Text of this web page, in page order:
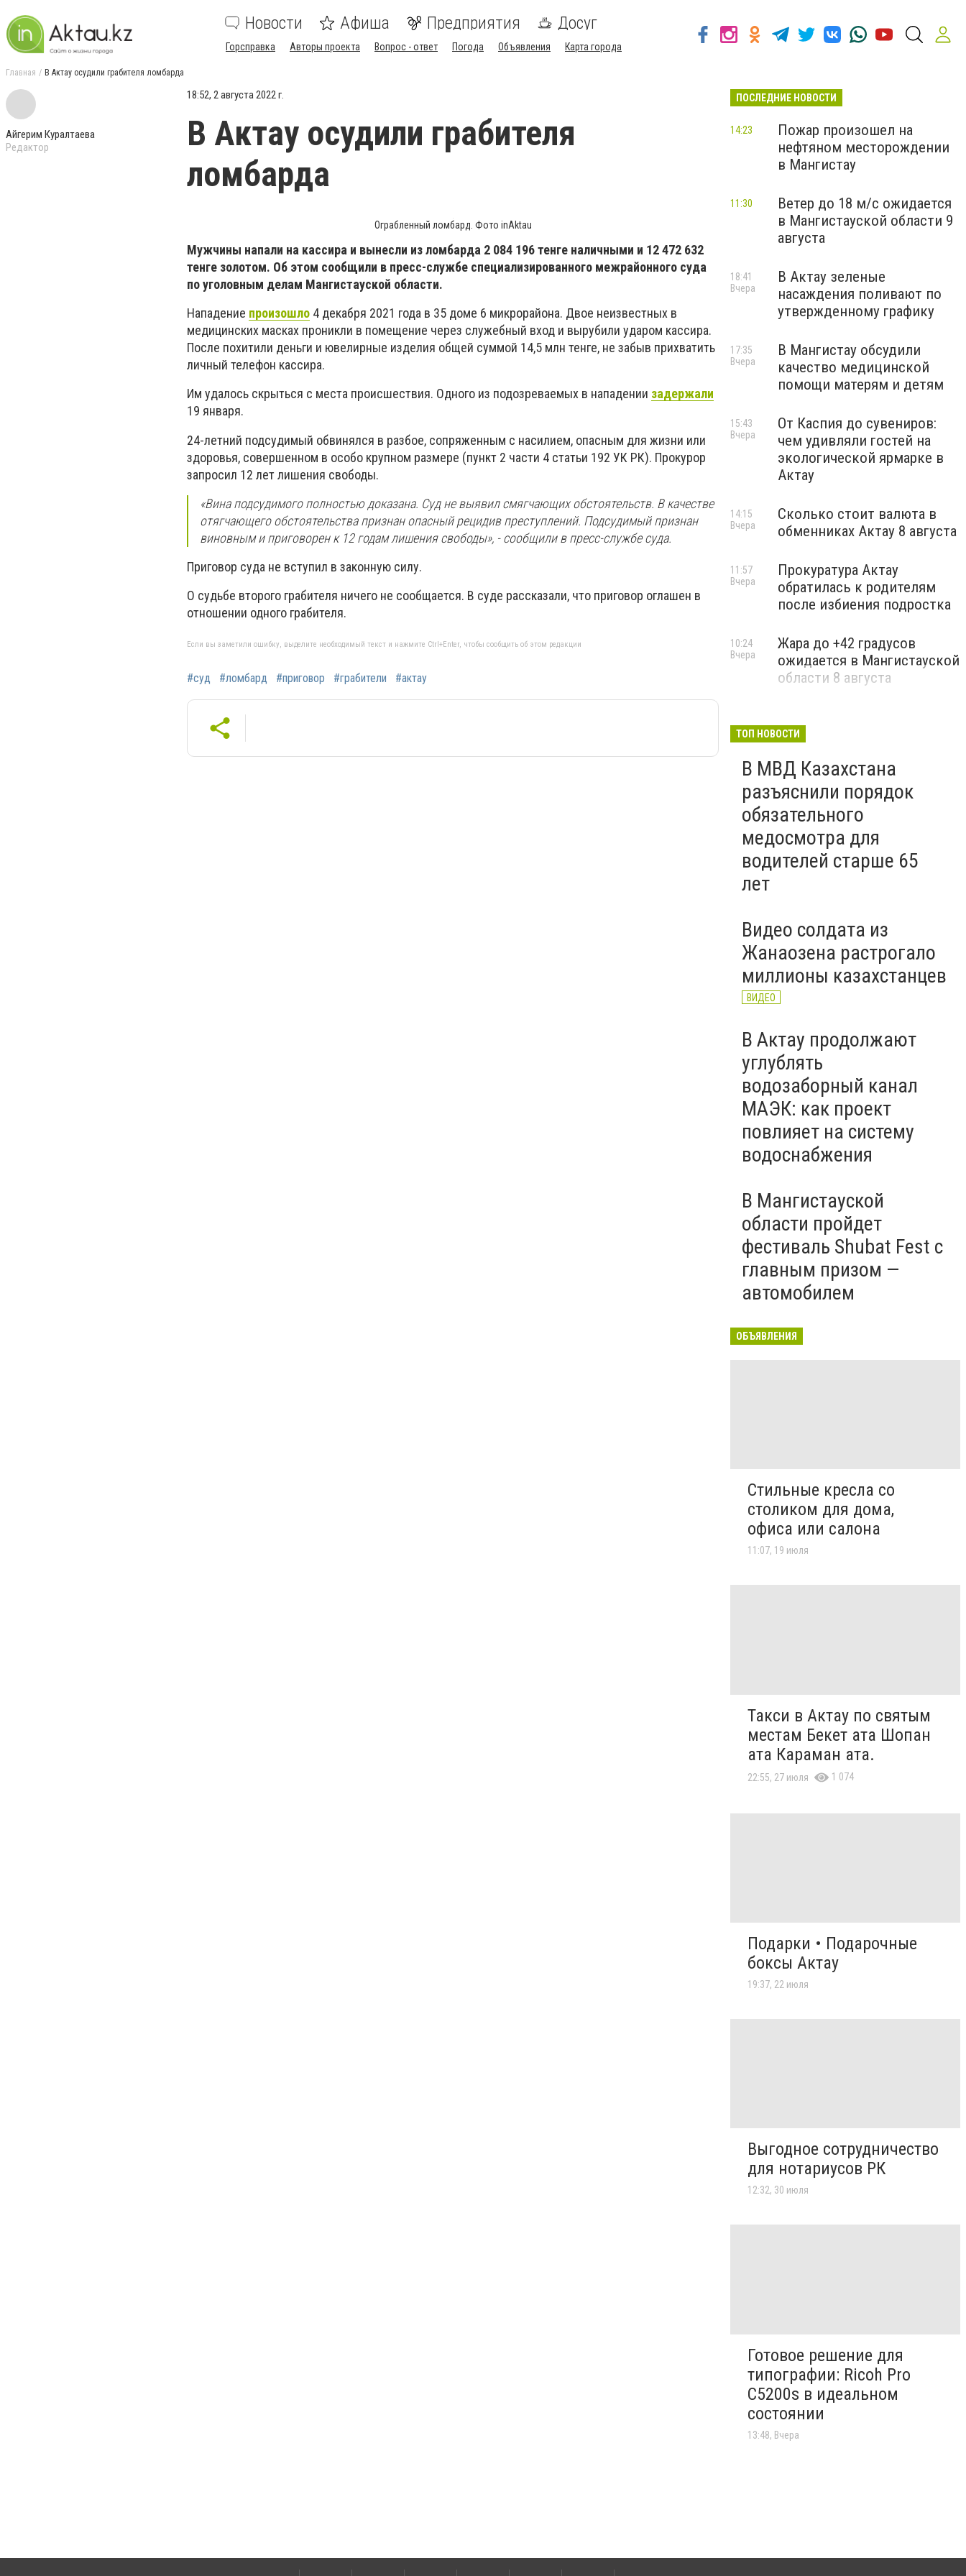
Новости Афиша Предприятия Досуг
Горсправка Авторы проекта Вопрос - ответ Погода Объявления Карта города
Главная В Актау осудили грабителя ломбарда
Айгерим Куралтаева
Редактор
18:52, 2 августа 2022 г.
В Актау осудили грабителя
ломбарда
Ограбленный ломбард. Фото inAktau
Мужчины напали на кассира и вынесли из ломбарда 2 084 196 тенге наличными и 12 472 632
тенге золотом. Об этом сообщили в пресс-службе специализированного межрайонного суда
по уголовным делам Мангистауской области.
Нападение произошло 4 декабря 2021 года в 35 доме 6 микрорайона. Двое неизвестных в
медицинских масках проникли в помещение через служебный вход и вырубили ударом кассира.
После похитили деньги и ювелирные изделия общей суммой 14,5 млн тенге, не забыв прихватить
личный телефон кассира.
Им удалось скрыться с места происшествия. Одного из подозреваемых в нападении задержали
19 января.
24-летний подсудимый обвинялся в разбое, сопряженным с насилием, опасным для жизни или
здоровья, совершенном в особо крупном размере (пункт 2 части 4 статьи 192 УК РК). Прокурор
запросил 12 лет лишения свободы.
«Вина подсудимого полностью доказана. Суд не выявил смягчающих обстоятельств. В качестве
отягчающего обстоятельства признан опасный рецидив преступлений. Подсудимый признан
виновным и приговорен к 12 годам лишения свободы», - сообщили в пресс-службе суда.
Приговор суда не вступил в законную силу.
О судьбе второго грабителя ничего не сообщается. В суде рассказали, что приговор оглашен в
отношении одного грабителя.
Если вы заметили ошибку, выделите необходимый текст и нажмите Ctrl+Enter, чтобы сообщить об этом редакции
#суд #ломбард #приговор #грабители #актау
ПОСЛЕДНИЕ НОВОСТИ
Пожар произошел на
нефтяном месторождении
в Мангистау
14:23
Ветер до 18 м/с ожидается
в Мангистауской области 9
августа
11:30
В Актау зеленые
насаждения поливают по
утвержденному графику
18:41
Вчера
В Мангистау обсудили
качество медицинской
помощи матерям и детям
17:35
Вчера
От Каспия до сувениров:
чем удивляли гостей на
экологической ярмарке в
Актау
15:43
Вчера
Сколько стоит валюта в
обменниках Актау 8 августа
14:15
Вчера
Прокуратура Актау
обратилась к родителям
после избиения подростка
11:57
Вчера
Жара до +42 градусов
ожидается в Мангистауской
области 8 августа
10:24
Вчера
ТОП НОВОСТИ
В МВД Казахстана
разъяснили порядок
обязательного
медосмотра для
водителей старше 65
лет
Видео солдата из
Жанаозена растрогало
миллионы казахстанцев
ВИДЕО
В Актау продолжают
углублять
водозаборный канал
МАЭК: как проект
повлияет на систему
водоснабжения
В Мангистауской
области пройдет
фестиваль Shubat Fest с
главным призом —
автомобилем
ОБЪЯВЛЕНИЯ
Стильные кресла со
столиком для дома,
офиса или салона
11:07, 19 июля
Такси в Актау по святым
местам Бекет ата Шопан
ата Караман ата.
22:55, 27 июля 1 074
Подарки • Подарочные
боксы Актау
19:37, 22 июля
Выгодное сотрудничество
для нотариусов РК
12:32, 30 июля
Готовое решение для
типографии: Ricoh Pro
C5200s в идеальном
состоянии
13:48, Вчера